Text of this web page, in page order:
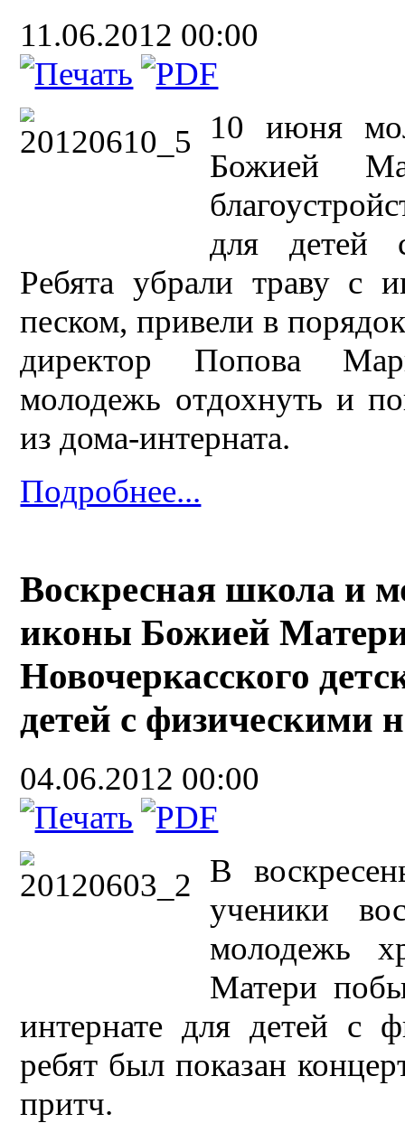
11.06.2012 00:00
10 июня
Божией
для детей
Ребята убрали траву с
песком, привели в
директор Попова
молодежь отдохнуть и
из дома-интерната.
Подробнее...
Воскресная школа и
иконы Божией Матери
Новочеркасского
детей с физическими
04.06.2012 00:00
В
ученики
молодежь
Матери
интернате для детей с
ребят был показан
притч.